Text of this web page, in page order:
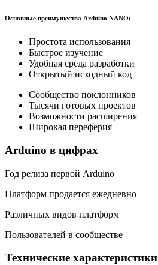
Основные преимущества Arduino NANO:
Простота использования
Быстрое изучение
Удобная среда разработки
Открытый исходный код
Сообщество поклонников
Тысячи готовых проектов
Возможности расширения
Широкая переферия
Arduino в цифрах
Год релиза первой Arduino
Платформ продается ежедневно
Различных видов платформ
Пользователей в сообществе
Технические характеристики